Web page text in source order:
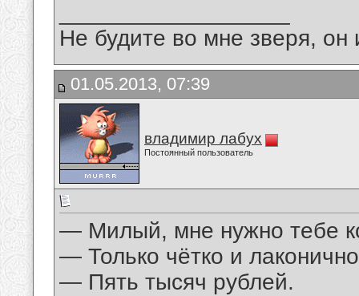
Не будите во мне зверя, он
01.05.2013, 07:39
владимир лабух
Постоянный пользователь
— Милый, мне нужно тебе
— Только чётко и
— Пять тысяч рублей.